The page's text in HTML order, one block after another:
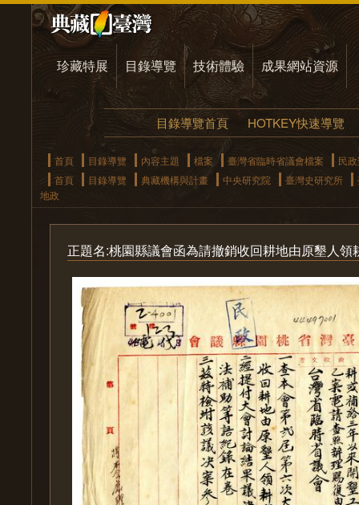
珍藏特展 目錄導覽 技術體驗 成果網站資源
目錄導覽首頁 HOTKEY快速導覽
首頁 目錄導覽 內容主題 檔案 臺灣省臨時省議會檔案
民
首頁
目錄導覽 典藏機構與計畫 中央研究院 臺灣史研究所
地政
正題名:桃園縣議會函為請撤銷收回耕地由原墾人